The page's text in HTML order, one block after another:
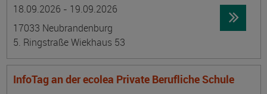
18.09.2026 - 19.09.2026
17033 Neubrandenburg
5. Ringstraße Wiekhaus 53
InfoTag an der ecolea Private Berufliche Schule